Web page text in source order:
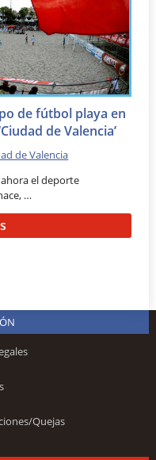
de fútbol playa en
de Valencia’
de Valencia
el deporte
…
Quejas